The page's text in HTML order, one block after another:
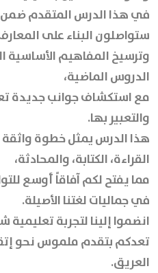
في هذا الدرس المتقدم
ستواصلون البناء على
وترسيخ المفاهيم
الدروس الماضية،
مع استكشاف جوانب جديدة
والتعبير بها.
هذا الدرس يمثل خطوة
القراءة، الكتابة، والمحادثة،
مما يفتح لكم آفاقاً أوسع
في جماليات لغتنا الأصيلة.
انضموا إلينا لتجربة
تعدكم بتقدم ملموس نحو
العريق.